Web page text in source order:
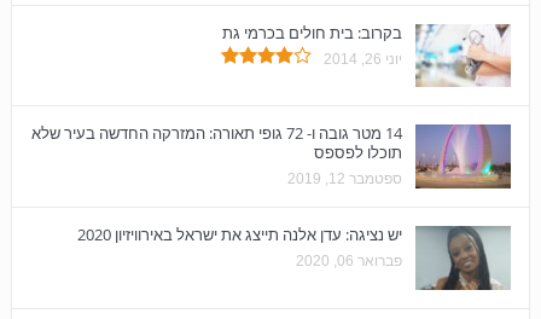
בקרוב: בית חולים בכרמי גת
יוני 26, 2014
14 מטר גובה ו- 72 גופי תאורה: המזרקה החדשה בעיר שלא
תוכלו לפספס
ספטמבר 12, 2019
יש נציגה: עדן אלנה תייצג את ישראל באירוויזיון 2020
פברואר 06, 2020